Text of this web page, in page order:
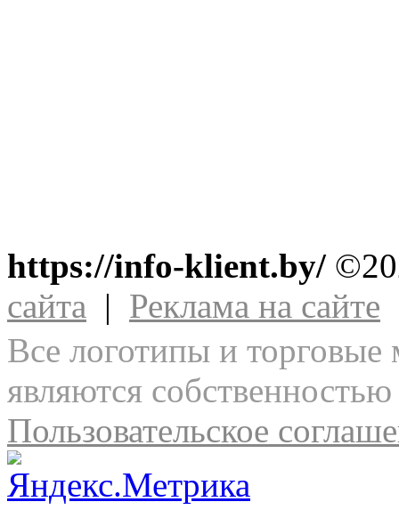
https://info-klient.by/
сайта | Реклама на сайте
Все логотипы и торговые
являются
Пользовательское